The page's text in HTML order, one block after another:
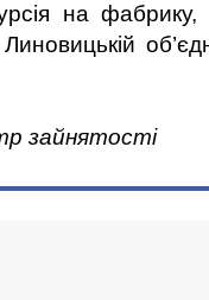
на
зайнятості